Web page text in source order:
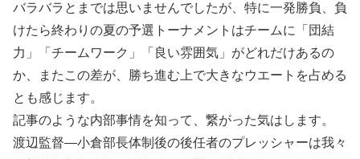
バラバラとまでは思いませんでしたが、特に一発勝負、負
けたら終わりの夏の予選トーナメントはチームに「団結
力」「チームワーク」「良い雰囲気」がどれだけあるの
か、またこの差が、勝ち進む上で大きなウエートを占める
とも感じます。
記事のような内部事情を知って、繋がった気はします。
渡辺監督―小倉部長体制後の後任者のプレッシャーは我々